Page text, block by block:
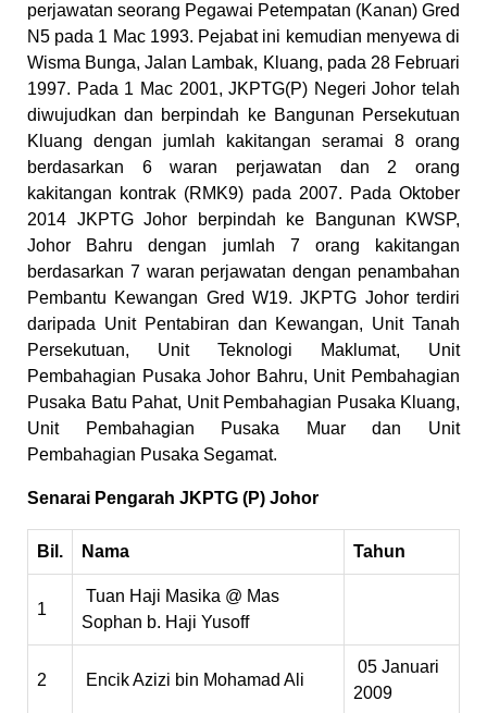
perjawatan seorang Pegawai Petempatan (Kanan) Gred
N5 pada 1 Mac 1993. Pejabat ini kemudian menyewa di
Wisma Bunga, Jalan Lambak, Kluang, pada 28 Februari
1997. Pada 1 Mac 2001, JKPTG(P) Negeri Johor telah
diwujudkan dan berpindah ke Bangunan Persekutuan
Kluang dengan jumlah kakitangan seramai 8 orang
berdasarkan 6 waran perjawatan dan 2 orang
kakitangan kontrak (RMK9) pada 2007. Pada Oktober
2014 JKPTG Johor berpindah ke Bangunan KWSP,
Johor Bahru dengan jumlah 7 orang kakitangan
berdasarkan 7 waran perjawatan dengan penambahan
Pembantu Kewangan Gred W19. JKPTG Johor terdiri
daripada Unit Pentabiran dan Kewangan, Unit Tanah
Persekutuan, Unit Teknologi Maklumat, Unit
Pembahagian Pusaka Johor Bahru, Unit Pembahagian
Pusaka Batu Pahat, Unit Pembahagian Pusaka Kluang,
Unit Pembahagian Pusaka Muar dan Unit
Pembahagian Pusaka Segamat.
Senarai Pengarah JKPTG (P) Johor
Bil. Nama Tahun
1
Tuan Haji Masika @ Mas
Sophan b. Haji Yusoff
2 Encik Azizi bin Mohamad Ali
05 Januari
2009